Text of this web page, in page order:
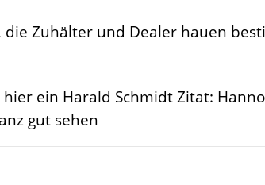
Zuhälter und Dealer hauen
ein Harald Schmidt Zitat:
gut sehen